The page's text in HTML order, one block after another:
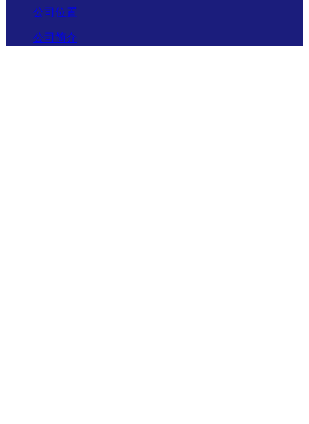
公司位置
公司简介